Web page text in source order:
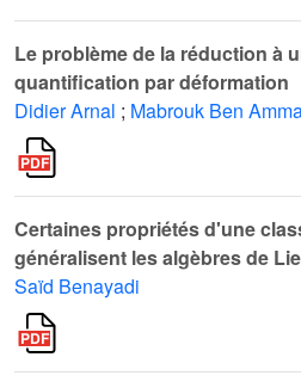
Le problème de la réduction à
quantification par déformation
Didier Arnal ; Mabrouk Ben
Certaines propriétés d'une
généralisent les algèbres de
Saïd Benayadi